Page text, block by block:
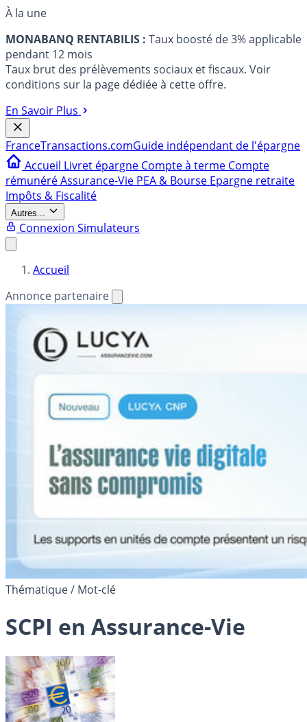
À la une
MONABANQ RENTABILIS : Taux boosté de 3% applicable
pendant 12 mois
Taux brut des prélèvements sociaux et fiscaux. Voir
conditions sur la page dédiée à cette offre.
En Savoir Plus
FranceTransactions.comGuide indépendant de l'épargne
Accueil Livret épargne Compte à terme Compte
rémunéréAssurance-Vie PEA & Bourse Epargne retraite
Impôts & Fiscalité
Autres...
Connexion Simulateurs
Accueil
Annonce partenaire
Thématique / Mot-clé
SCPI en Assurance-Vie